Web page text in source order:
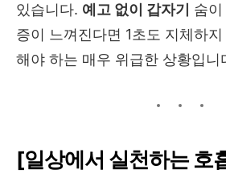
있습니다. 예고 없이 갑자기
숨
증이 느껴진다면 1초도 지체하
해야 하는 매우 위급한 상황입니
[일상에서 실천하는 호